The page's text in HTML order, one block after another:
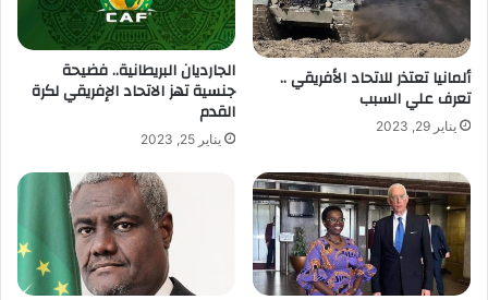
ألمانيا تعتذر للاتحاد الأفريقي ..
تعرف علي السبب
يناير 29, 2023
الجارديان البريطانية.. فضيحة
جنسية تهز الاتحاد الإفريقي لكرة
القدم
يناير 25, 2023